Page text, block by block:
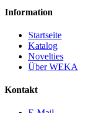
Information
Startseite
Katalog
Novelties
Über WEKA
Kontakt